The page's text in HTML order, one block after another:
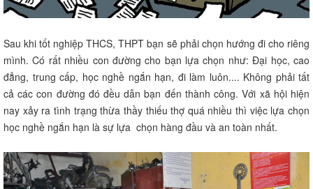
Sau khi tốt nghiệp THCS, THPT bạn sẽ phải chọn hướng đi cho riêng
mình. Có rất nhiều con đường cho bạn lựa chọn như: Đại học, cao
đẳng, trung cấp, học nghề ngắn hạn, đi làm luôn.... Không phải tất
cả các con đường đó đều dẫn bạn đến thành công. Với xã hội hiện
nay xảy ra tình trạng thừa thầy thiếu thợ quá nhiều thì việc lựa chọn
học nghề ngắn hạn là sự lựa chọn hàng đầu và an toàn nhất.